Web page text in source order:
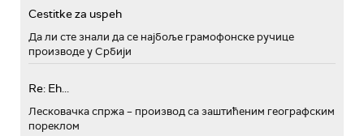
Cestitke za uspeh
Да ли сте знали да се најбоље грамофонске ручице
производе у Србији
Re: Eh...
Лесковачка спржа – производ са заштићеним географским
пореклом